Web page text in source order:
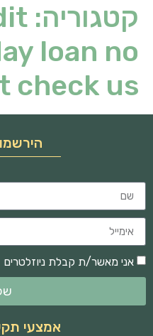
קטגוריה:
loan no
check us
אני מאשר/ת קבלת ניוזלטרים
אמצעי